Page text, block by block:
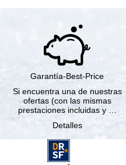
Garantía-Best-Price
Si encuentra una de nuestras
ofertas (con las mismas
prestaciones incluidas y …
Detalles